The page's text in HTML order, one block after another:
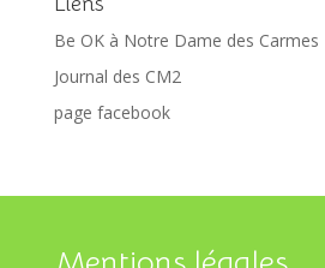
Be OK à Notre Dame des Carmes
Journal des CM2
page facebook